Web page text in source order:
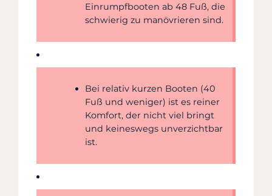
Einrumpfbooten ab 48 Fuß, die
schwierig zu manövrieren sind.
Bei relativ kurzen Booten (40
Fuß und weniger) ist es reiner
Komfort, der nicht viel bringt
und keineswegs unverzichtbar
ist.